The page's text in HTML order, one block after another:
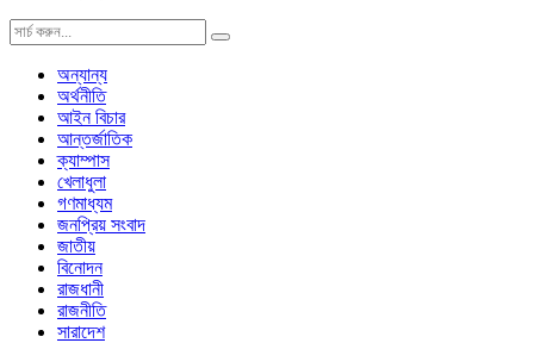
অন্যান্য
অর্থনীতি
আইন বিচার
আন্তর্জাতিক
ক্যাম্পাস
খেলাধুলা
গণমাধ্যম
জনপ্রিয় সংবাদ
জাতীয়
বিনোদন
রাজধানী
রাজনীতি
সারাদেশ